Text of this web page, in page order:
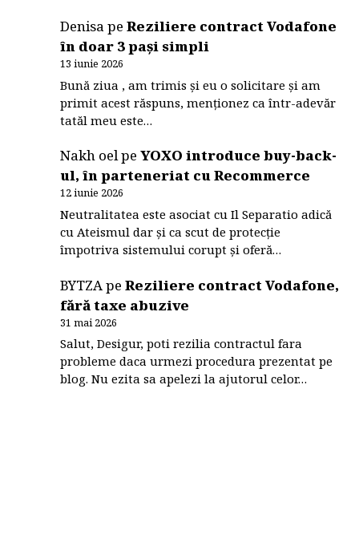
DenisapeReziliere contract Vodafone
în doar 3 pași simpli
13 iunie 2026
Bună ziua , am trimis și eu o solicitare și am
primit acest răspuns, menționez ca într-adevăr
tatăl meu este…
Nakh oelpeYOXO introduce buy-back-
ul, în parteneriat cu Recommerce
12 iunie 2026
Neutralitatea este asociat cu Il Separatio adică
cu Ateismul dar și ca scut de protecție
împotriva sistemului corupt și oferă…
BYTZApeReziliere contract Vodafone,
fără taxe abuzive
31 mai 2026
Salut, Desigur, poti rezilia contractul fara
probleme daca urmezi procedura prezentat pe
blog. Nu ezita sa apelezi la ajutorul celor…